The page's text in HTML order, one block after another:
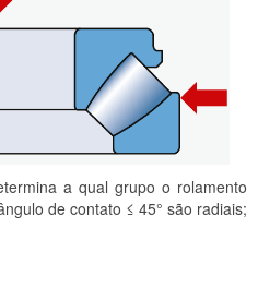
a qual grupo o rolamento
de contato ≤ 45° são radiais;